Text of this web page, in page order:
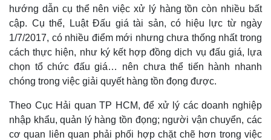
Thế giới
Quan sát
Cuộc sống đó đây
Hồ sơ
Multimedia
Video
Ảnh
E-Magazine
Infographic
hướng dẫn cụ thể nên việc xử lý hàng tồn còn nhiều bất
cập. Cụ thể, Luật Đấu giá tài sản, có hiệu lực từ ngày
1/7/2017, có nhiều điểm mới nhưng chưa thống nhất trong
cách thực hiện, như ký kết hợp đồng dịch vụ đấu giá, lựa
chọn tổ chức đấu giá… nên chưa thể tiến hành nhanh
chóng trong việc giải quyết hàng tồn đọng được.
Theo Cục Hải quan TP HCM, để xử lý các doanh nghiệp
nhập khẩu, quản lý hàng tồn đọng; người vận chuyển, các
cơ quan liên quan phải phối hợp chặt chẽ hơn trong việc